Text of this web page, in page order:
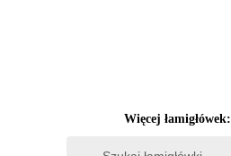
Więcej łamigłówek: